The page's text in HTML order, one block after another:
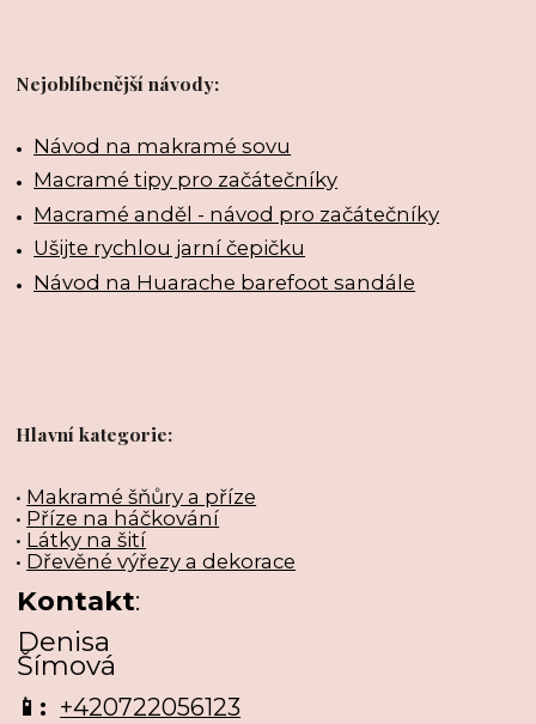
Nejoblíbenější návody:
Návod na makramé sovu
Macramé tipy pro začátečníky
Macramé anděl - návod pro začátečníky
Ušijte rychlou jarní čepičku
Návod na Huarache barefoot sandále
Hlavní kategorie:
• Makramé šňůry a příze
• Příze na háčkování
• Látky na šití
• Dřevěné výřezy a dekorace
Kontakt:
Denisa
Šímová
📱: +420722056123